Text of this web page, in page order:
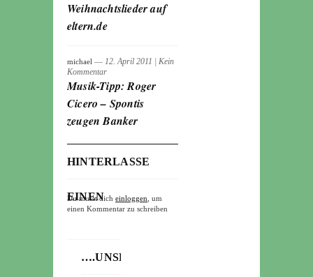
Weihnachtslieder auf
eltern.de
michael ― 12. April 2011
Kein
Kommentar
Musik-Tipp: Roger
Cicero – Spontis
zeugen Banker
HINTERLASSE
EINEN
Du musst dich einloggen , um
einen Kommentar zu schreiben
….UNSERE